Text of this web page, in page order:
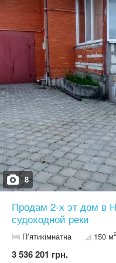
в каждой комнате,
коммуникации. На участке
зоной отдыха, детская
котельная,
автоматический полив,
отдыха. магазин. Участок
дом полностью
квартиру в Днепре.
8
Продам 2-х эт дом в
судоходной реки
П’ятикімнатна 150 м2
3 536 201 грн.